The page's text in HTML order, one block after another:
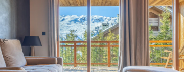
Previous